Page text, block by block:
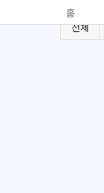
전체
홈